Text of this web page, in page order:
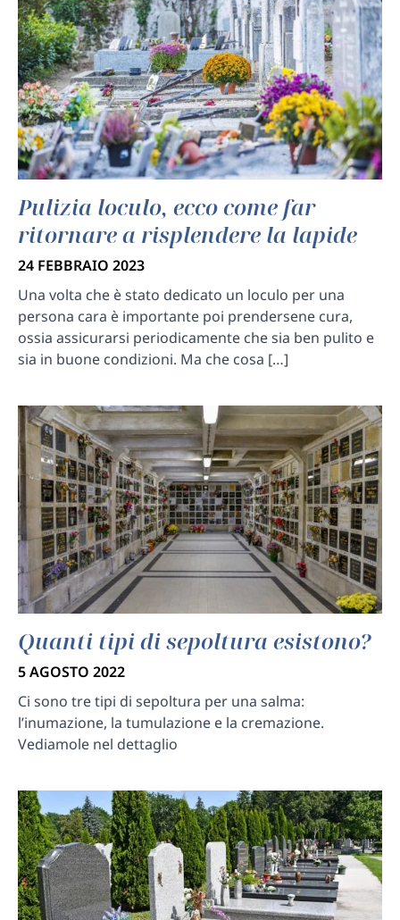
Pulizia loculo, ecco come far
ritornare a risplendere la lapide
24 FEBBRAIO 2023
Una volta che è stato dedicato un loculo per una
persona cara è importante poi prendersene cura,
ossia assicurarsi periodicamente che sia ben pulito e
sia in buone condizioni. Ma che cosa […]
Quanti tipi di sepoltura esistono?
5 AGOSTO 2022
Ci sono tre tipi di sepoltura per una salma:
l’inumazione, la tumulazione e la cremazione.
Vediamole nel dettaglio